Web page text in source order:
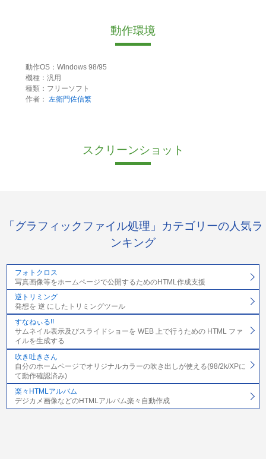
動作環境
動作OS：Windows 98/95
機種：汎用
種類：フリーソフト
作者： 左衛門佐信繁
スクリーンショット
「グラフィックファイル処理」カテゴリーの人気ラ
ンキング
フォトクロス
写真画像等をホームページで公開するためのHTML作成支援
逆トリミング
発想を 逆 にしたトリミングツール
すなねぃる!!
サムネイル表示及びスライドショーを WEB 上で行うための HTML ファ
イルを生成する
吹き吐きさん
自分のホームページでオリジナルカラーの吹き出しが使える(98/2k/XPに
て動作確認済み)
楽々HTMLアルバム
デジカメ画像などのHTMLアルバム楽々自動作成